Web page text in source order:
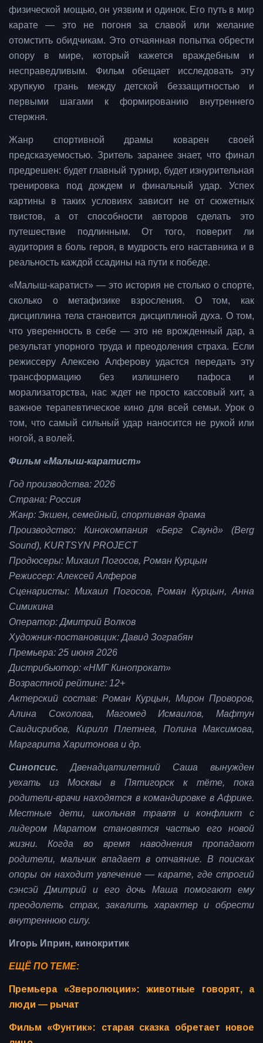
физической мощью, он уязвим и одинок. Его путь в мир
карате — это не погоня за славой или желание
отомстить обидчикам. Это отчаянная попытка обрести
опору в мире, который кажется враждебным и
несправедливым. Фильм обещает исследовать эту
хрупкую грань между детской беззащитностью и
первыми шагами к формированию внутреннего
стержня.
Жанр спортивной драмы коварен своей
предсказуемостью. Зритель заранее знает, что финал
предрешен: будет главный турнир, будет изнурительная
тренировка под дождем и финальный удар. Успех
картины в таких условиях зависит не от сюжетных
твистов, а от способности авторов сделать это
путешествие подлинным. От того, поверит ли
аудитория в боль героя, в мудрость его наставника и в
реальность каждой ссадины на пути к победе.
«Малыш-каратист» — это история не столько о спорте,
сколько о метафизике взросления. О том, как
дисциплина тела становится дисциплиной духа. О том,
что уверенность в себе — это не врожденный дар, а
результат упорного труда и преодоления страха. Если
режиссеру Алексею Алферову удастся передать эту
трансформацию без излишнего пафоса и
морализаторства, нас ждет не просто кассовый хит, а
важное терапевтическое кино для всей семьи. Урок о
том, что самый сильный удар наносится не рукой или
ногой, а волей.
Фильм «Малыш-каратист»
Год производства: 2026
Страна: Россия
Жанр: Экшен, семейный, спортивная драма
Производство: Кинокомпания «Берг Саунд» (Berg
Sound), KURTSYN PROJECT
Продюсеры: Михаил Погосов, Роман Курцын
Режиссер: Алексей Алферов
Сценаристы: Михаил Погосов, Роман Курцын, Анна
Симикина
Оператор: Дмитрий Волков
Художник-постановщик: Давид Зограбян
Премьера: 25 июня 2026
Дистрибьютор: «НМГ Кинопрокат»
Возрастной рейтинг: 12+
Актерский состав: Роман Курцын, Мирон Проворов,
Алина Соколова, Магомед Исмаилов, Мафтун
Саидисрибов, Кирилл Плетнев, Полина Максимова,
Маргарита Харитонова и др.
Синопсис. Двенадцатилетний Саша вынужден
уехать из Москвы в Пятигорск к тёте, пока
родители-врачи находятся в командировке в Африке.
Местные дети, школьная травля и конфликт с
лидером Маратом становятся частью его новой
жизни. Когда во время наводнения пропадают
родители, мальчик впадает в отчаяние. В поисках
опоры он находит увлечение — карате, где строгий
сэнсэй Дмитрий и его дочь Маша помогают ему
преодолеть страх, закалить характер и обрести
внутреннюю силу.
Игорь Иприн, кинокритик
ЕЩЁ ПО ТЕМЕ:
Премьера «Зверолюции»: животные говорят, а
люди — рычат
Фильм «Фунтик»: старая сказка обретает новое